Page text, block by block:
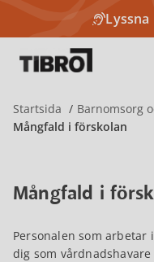
Lyssna
Startsida Barnomsorg
Mångfald i förskolan
Mångfald i
Personalen som
dig som